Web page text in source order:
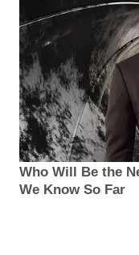
Who Will Be the
We Know So Far